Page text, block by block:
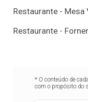
Restaurante - Mesa
Restaurante -
* O conteúdo de
com o propósito do